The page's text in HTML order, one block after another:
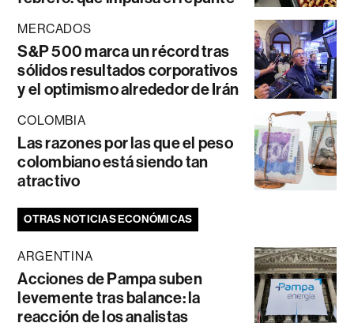
MERCADOS
S&P 500 marca un récord tras
sólidos resultados corporativos
y el optimismo alrededor de Irán
COLOMBIA
Las razones por las que el peso
colombiano está siendo tan
atractivo
OTRAS NOTICIAS ECONÓMICAS
ARGENTINA
Acciones de Pampa suben
levemente tras balance: la
reacción de los analistas